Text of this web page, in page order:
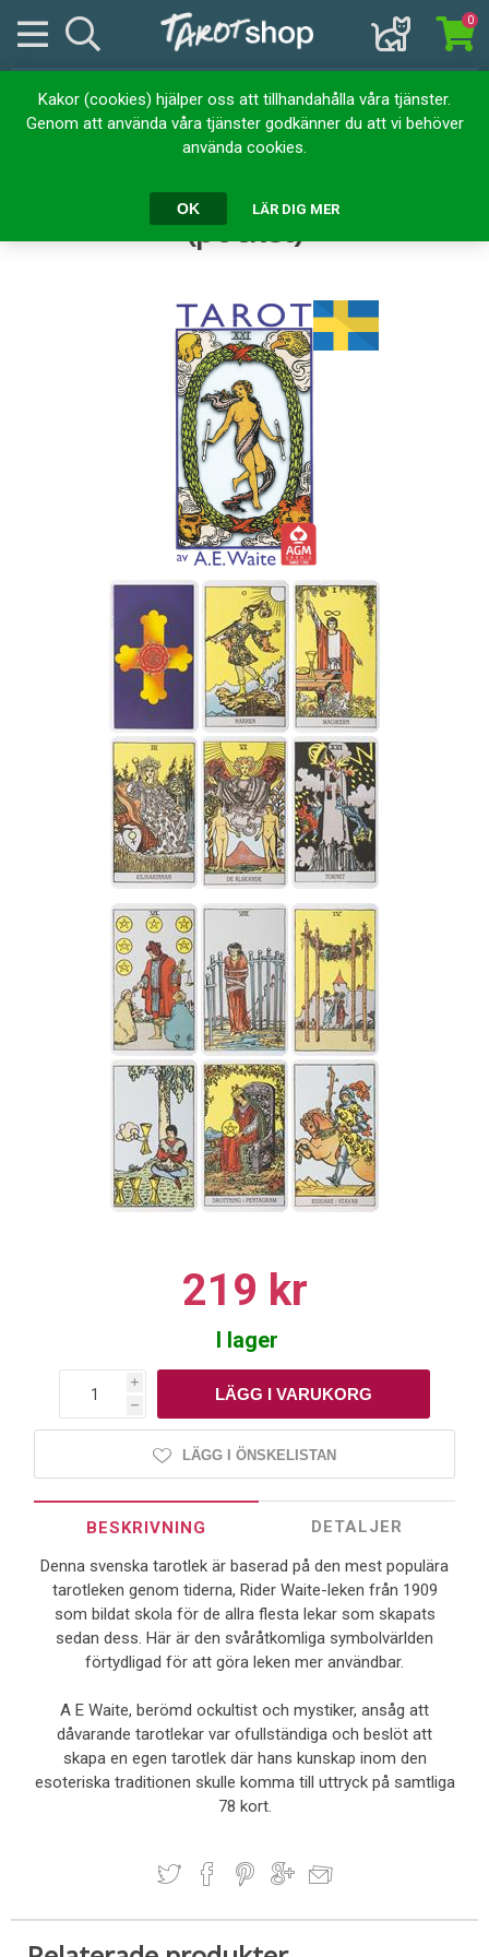
Kakor (cookies) hjälper oss att tillhandahålla våra tjänster.
Genom att använda våra tjänster godkänner du att vi behöver
använda cookies.
OK LÄR DIG MER
0
Hem
Rider-Waite svensk tarot (pocket)
Rider-Waite svensk tarot
(pocket)
219 kr
I lager
i
h
LÄGG I ÖNSKELISTAN
BESKRIVNING
DETALJER
Denna svenska tarotlek är baserad på den mest populära
tarotleken genom tiderna, Rider Waite-leken från 1909
som bildat skola för de allra flesta lekar som skapats
sedan dess. Här är den svåråtkomliga symbolvärlden
förtydligad för att göra leken mer användbar.
A E Waite, berömd ockultist och mystiker, ansåg att
dåvarande tarotlekar var ofullständiga och beslöt att
skapa en egen tarotlek där hans kunskap inom den
esoteriska traditionen skulle komma till uttryck på samtliga
78 kort.